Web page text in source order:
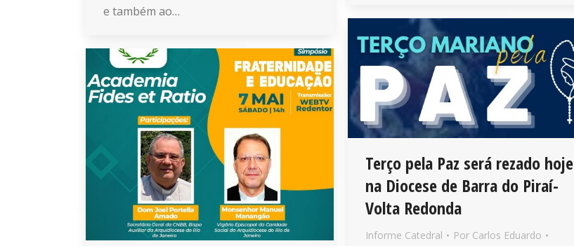
e também ao…
Terço pela Paz será rezado hoje
na Diocese de Barra do Piraí-
Volta Redonda
Informe Catedral Por Carlos Eduardo